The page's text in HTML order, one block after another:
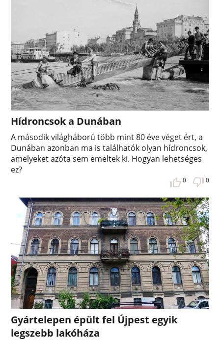
Hídroncsok a Dunában
A második világháború több mint 80 éve véget ért, a
Dunában azonban ma is találhatók olyan hídroncsok,
amelyeket azóta sem emeltek ki. Hogyan lehetséges
ez?
0 0
Gyártelepen épült fel Újpest egyik
legszebb lakóháza